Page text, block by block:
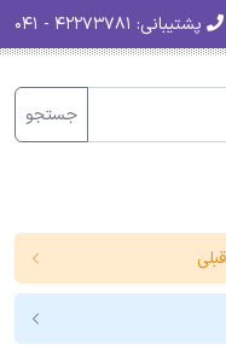
پشتیبانی:
جستجو